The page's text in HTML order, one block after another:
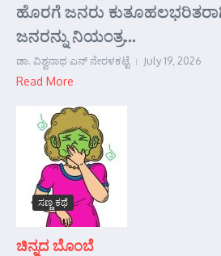
ಹೊರಗೆ ಜನರು ಕುತೂಹಲಭರಿತರಾಗಿ
ಜನರನ್ನು ನಿಯಂತ್ರ...
ಡಾ. ವಿಶ್ವನಾಥ ಎನ್ ನೇರಳಕಟ್ಟೆ July 19, 2026
Read More
ಸಣ್ಣ ಕಥೆ
ಚಿನ್ನದ ಬೊಂಬೆ